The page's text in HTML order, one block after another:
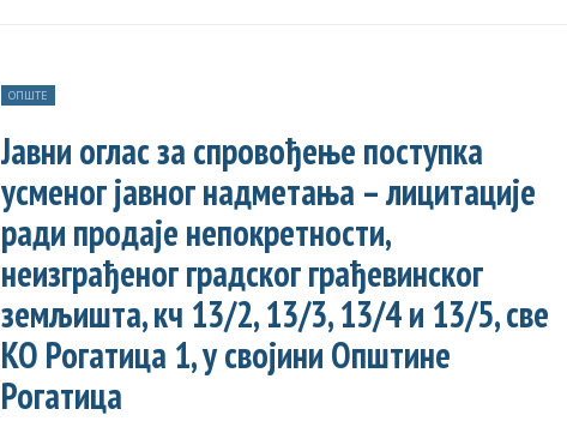
ОПШТЕ
Јавни оглас за спровођење поступка
усменог јавног надметања – лицитације
ради продаје непокретности,
неизграђеног градског грађевинског
земљишта, кч 13/2, 13/3, 13/4 и 13/5, све
КО Рогатица 1, у својини Општине
Рогатица